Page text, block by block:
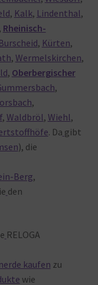
, Kalk, Lindenthal,
, Rheinisch-
Burscheid, Kürten,
, Wermelskirchen,
, Oberbergischer
,
,
, Waldbröl, Wiehl,
. Da gibt
), die
Berg,
den
RELOGA
kaufen zu
wie